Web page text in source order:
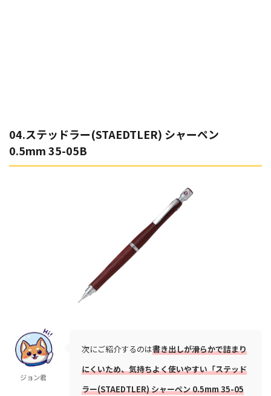
04.ステッドラー(STAEDTLER) シャーペン
0.5mm 35-05B
ジョン君
次にご紹介するのは書き出しが滑らかで詰まり
にくいため、気持ちよく使いやすい「ステッド
ラー(STAEDTLER) シャーペン 0.5mm 35-05